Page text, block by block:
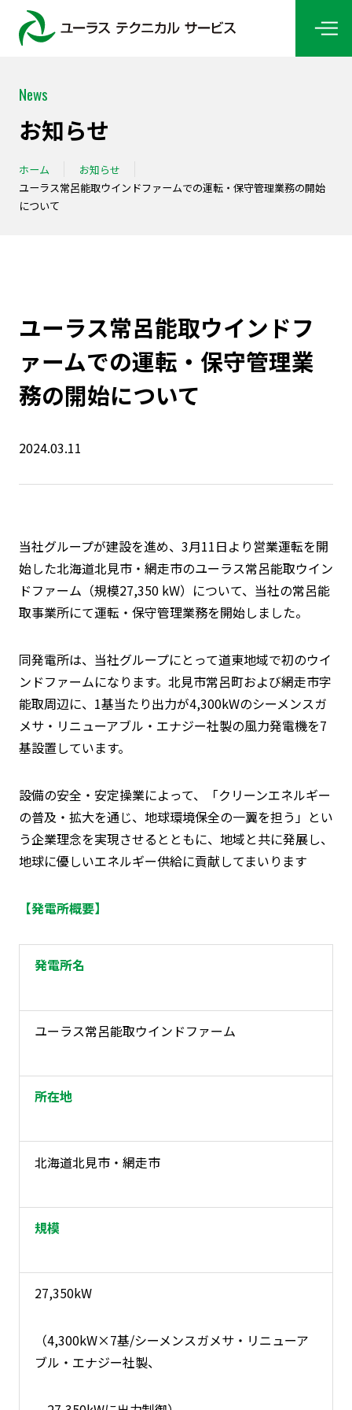
News
お知らせ
ホーム
お知らせ
ユーラス常呂能取ウインドファームでの運転・保守管理業務の開始
について
ユーラス常呂能取ウインドフ
ァームでの運転・保守管理業
務の開始について
2024.03.11
当社グループが建設を進め、 3月11日より営業運転を開
始した北海道北見市・網走市のユーラス常呂能取ウイン
ドファーム（規模27,350 kW）について、当社の常呂能
取事業所にて運転・保守管理業務を開始しました。
同発電所は、当社グループにとって道東地域で初のウイ
ンドファームになります。北見市常呂町および網走市字
能取周辺に、 1基当たり出力が4,300kWのシーメンスガ
メサ・リニューアブル・エナジー社製の風力発電機を7
基設置しています。
設備の安全・安定操業によって、「クリーンエネルギー
の普及・拡大を通じ、地球環境保全の一翼を担う」とい
う企業理念を実現させるとともに、地域と共に発展し、
地球に優しいエネルギー供給に貢献してまいります
【発電所概要】
発電所名
ユーラス常呂能取ウインドファーム
所在地
北海道北見市・網走市
規模
27,350kW
（4,300kW×7基/シーメンスガメサ・リニューア
ブル・エナジー社製、